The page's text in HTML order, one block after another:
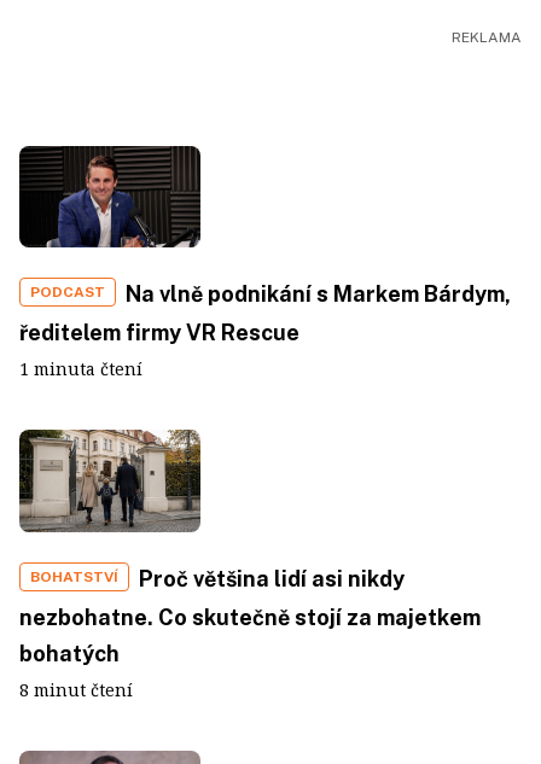
PODCAST
Na vlně podnikání s Markem Bárdym,
ředitelem firmy VR Rescue
1 minuta čtení
BOHATSTVÍ
Proč většina lidí asi nikdy
nezbohatne. Co skutečně stojí za majetkem
bohatých
8 minut čtení